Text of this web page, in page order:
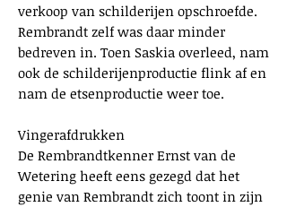
verkoop van schilderijen opschroefde.
Rembrandt zelf was daar minder
bedreven in. Toen Saskia overleed, nam
ook de schilderijenproductie flink af en
nam de etsenproductie weer toe.
Vingerafdrukken
De Rembrandtkenner Ernst van de
Wetering heeft eens gezegd dat het
genie van Rembrandt zich toont in zijn